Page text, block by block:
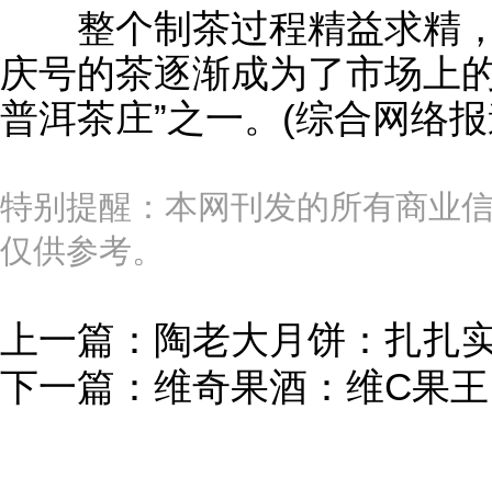
整个制茶过程精益求精，
庆号的茶逐渐成为了市场上
普洱茶庄”之一。(综合网络
特别提醒：本网刊发的所有商业
仅供参考。
上一篇： 陶老大月饼：扎扎
下一篇： 维奇果酒：维C果